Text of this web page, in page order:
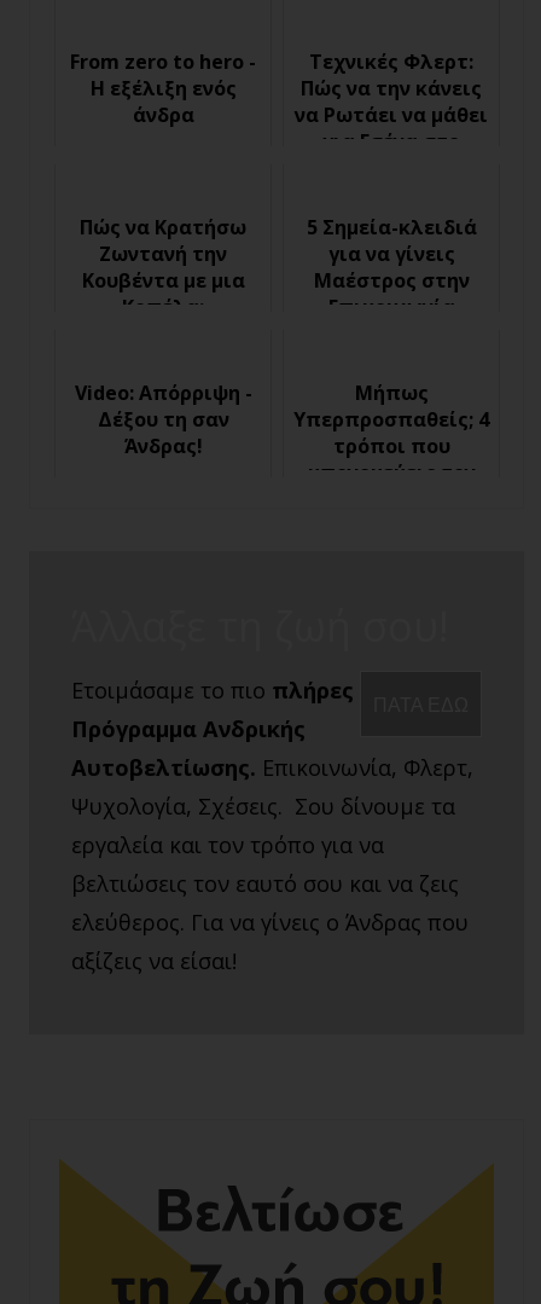
From zero to hero -
Η εξέλιξη ενός
άνδρα
Τεχνικές Φλερτ:
Πώς να την κάνεις
να Ρωτάει να μάθει
για Εσένα στο
Πώς να Κρατήσω
Ζωντανή την
Κουβέντα με μια
Κοπέλα;
5 Σημεία-κλειδιά
για να γίνεις
Μαέστρος στην
Επικοινωνία
Video: Απόρριψη -
Δέξου τη σαν
Άνδρας!
Μήπως
Υπερπροσπαθείς; 4
τρόποι που
υπονομεύεις τον
Ετοιμάσαμε το πιο πλήρες
Πρόγραμμα Ανδρικής
Αυτοβελτίωσης. Επικοινωνία, Φλερτ,
Ψυχολογία, Σχέσεις. Σου δίνουμε τα
εργαλεία και τον τρόπο για να
βελτιώσεις τον εαυτό σου και να ζεις
ελεύθερος. Για να γίνεις ο Άνδρας που
αξίζεις να είσαι!